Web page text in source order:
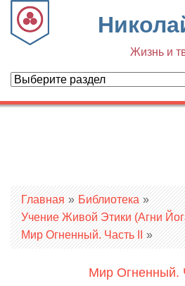
Жизнь и
Вы здесь
Главная » Библиотека »
Учение Живой Этики (Агни
Мир Огненный. Часть II »
Мир Огненный.